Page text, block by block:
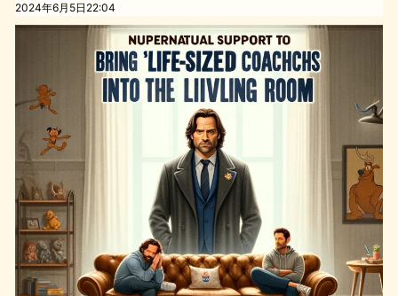
2024年6月5日22:04